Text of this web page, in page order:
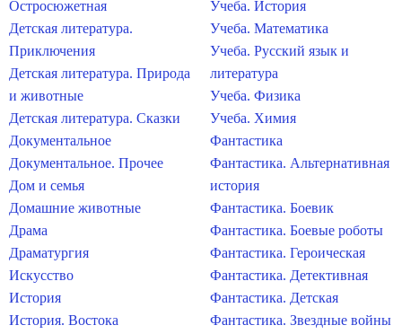
Остросюжетная
Детская литература.
Приключения
Детская литература. Природа
и животные
Детская литература. Сказки
Документальное
Документальное. Прочее
Дом и семья
Домашние животные
Драма
Драматургия
Искусство
История
История. Востока
Учеба. История
Учеба. Математика
Учеба. Русский язык и
литература
Учеба. Физика
Учеба. Химия
Фантастика
Фантастика. Альтернативная
история
Фантастика. Боевик
Фантастика. Боевые роботы
Фантастика. Героическая
Фантастика. Детективная
Фантастика. Детская
Фантастика. Звездные войны